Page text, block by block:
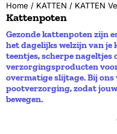
Home / KATTEN / KATTEN
Kattenpoten
Gezonde kattenpoten zijn
het dagelijks welzijn van je
teentjes, scherpe nageltjes
verzorgingsproducten
overmatige slijtage. Bij ons
pootverzorging, zodat
bewegen.